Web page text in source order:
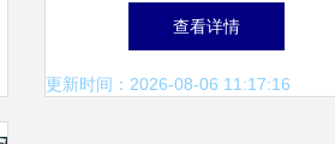
版(1030)发布，应用软件服务
全新升级
查看详情
更新时间：2026-08-06 11:17:16